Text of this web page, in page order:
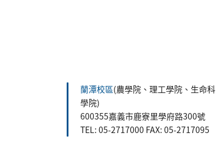
蘭潭校區(農學院、理工學院、生命科
學院)
600355嘉義市鹿寮里學府路300號
TEL: 05-2717000 FAX: 05-2717095